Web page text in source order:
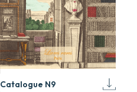
Catalogue N9